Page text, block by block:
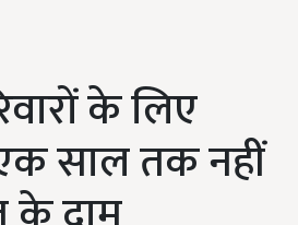
के लिए
साल तक नहीं